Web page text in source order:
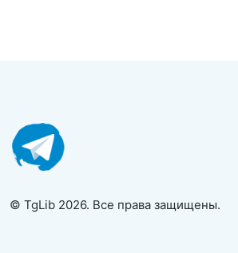
© TgLib 2026. Все права защищены.